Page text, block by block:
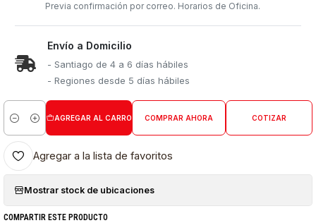
Previa confirmación por correo. Horarios de Oficina.
Envío a Domicilio
- Santiago de 4 a 6 días hábiles
- Regiones desde 5 días hábiles
Cantidad
AGREGAR AL CARRO COMPRAR AHORA COTIZAR
Agregar a la lista de favoritos
Mostrar stock de ubicaciones
COMPARTIR ESTE PRODUCTO